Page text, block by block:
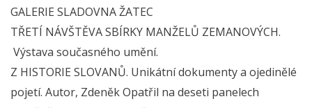
GALERIE SLADOVNA ŽATEC
TŘETÍ NÁVŠTĚVA SBÍRKY MANŽELŮ ZEMANOVÝCH.
Výstava současného umění.
Z HISTORIE SLOVANŮ. Unikátní dokumenty a ojedinělé
pojetí. Autor, Zdeněk Opatřil na deseti panelech